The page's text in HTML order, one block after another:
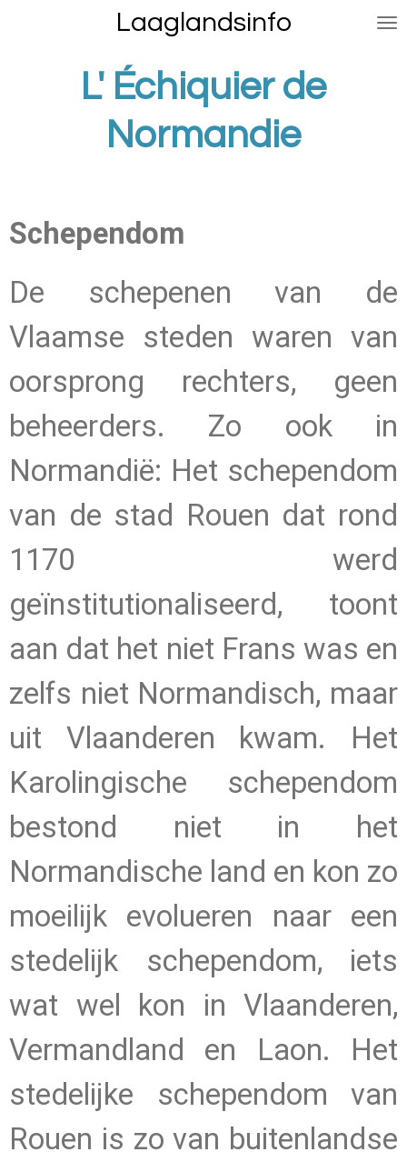
Laaglandsinfo
L' Échiquier de
Normandie
Schependom
De schepenen van de
Vlaamse steden waren van
oorsprong rechters, geen
beheerders. Zo ook in
Normandië: Het schependom
van de stad Rouen dat rond
1170 werd
geïnstitutionaliseerd, toont
aan dat het niet Frans was en
zelfs niet Normandisch, maar
uit Vlaanderen kwam. Het
Karolingische schependom
bestond niet in het
Normandische land en kon zo
moeilijk evolueren naar een
stedelijk schependom, iets
wat wel kon in Vlaanderen,
Vermandland en Laon. Het
stedelijke schependom van
Rouen is zo van buitenlandse